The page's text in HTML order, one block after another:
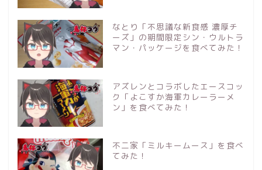
なとり「不思議な新食感 濃厚チ
ーズ」の期間限定シン・ウルトラ
マン・パッケージを食べてみた！
アズレンとコラボしたエースコッ
ク「よこすか海軍カレーラーメ
ン」を食べてみた！
不二家「ミルキームース」を食べ
てみた！